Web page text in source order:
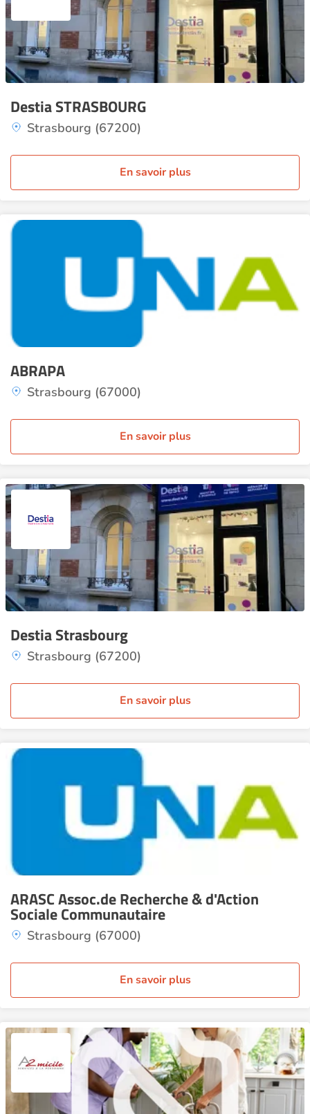
Destia STRASBOURG
Strasbourg (67200)
En savoir plus
ABRAPA
Strasbourg (67000)
En savoir plus
Destia Strasbourg
Strasbourg (67200)
En savoir plus
ARASC Assoc.de Recherche & d'Action
Sociale Communautaire
Strasbourg (67000)
En savoir plus